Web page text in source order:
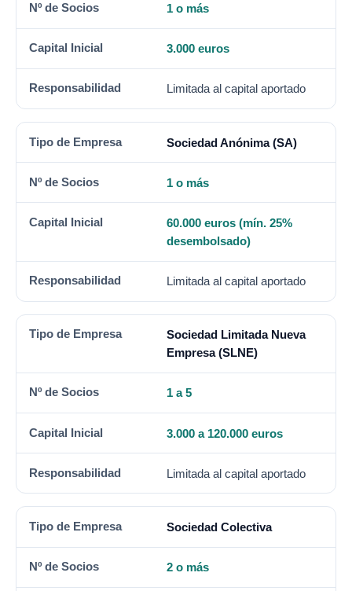
1 o más
3.000 euros
Limitada al capital aportado
Sociedad Anónima (SA)
1 o más
60.000 euros (mín. 25%
desembolsado)
Limitada al capital aportado
Sociedad Limitada Nueva
Empresa (SLNE)
1 a 5
3.000 a 120.000 euros
Limitada al capital aportado
Sociedad Colectiva
2 o más